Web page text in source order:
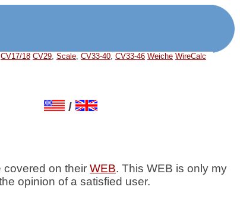
CV17/18 CV29, Scale, CV33-40, CV33-46 Weiche WireCalc
/
covered on their WEB. This WEB is only my
opinion of a satisfied user.